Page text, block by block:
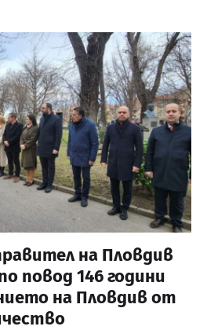
на Пловдив
повод 146 години
на Пловдив от